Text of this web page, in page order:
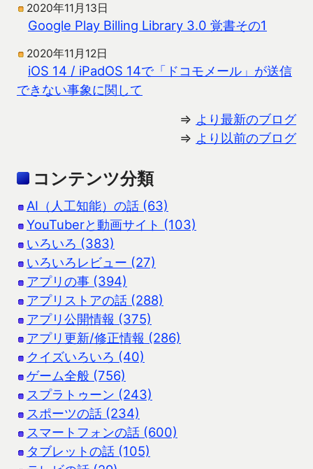
2020年11月13日
Google Play Billing Library 3.0 覚書その1
2020年11月12日
iOS 14 / iPadOS 14で「ドコモメール」が送信
できない事象に関して
⇒ より最新のブログ
⇒ より以前のブログ
コンテンツ分類
AI（人工知能）の話 (63)
YouTuberと動画サイト (103)
いろいろ (383)
いろいろレビュー (27)
アプリの事 (394)
アプリストアの話 (288)
アプリ公開情報 (375)
アプリ更新/修正情報 (286)
クイズいろいろ (40)
ゲーム全般 (756)
スプラトゥーン (243)
スポーツの話 (234)
スマートフォンの話 (600)
タブレットの話 (105)